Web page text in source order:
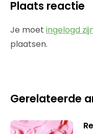
Plaats reactie
Je moet ingelogd
plaatsen.
Gerelateerde